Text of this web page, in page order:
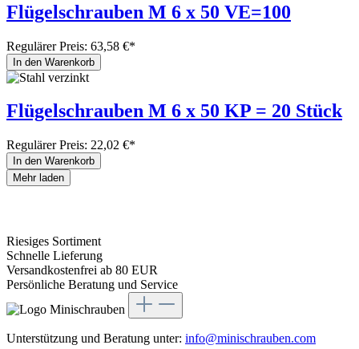
Flügelschrauben M 6 x 50 VE=100
Regulärer Preis: 63,58 €*
In den Warenkorb
Flügelschrauben M 6 x 50 KP = 20 Stück
Regulärer Preis: 22,02 €*
In den Warenkorb
Mehr laden
Riesiges Sortiment
Schnelle Lieferung
Versandkostenfrei ab 80 EUR
Persönliche Beratung und Service
Unterstützung und Beratung unter: info@minischrauben.com